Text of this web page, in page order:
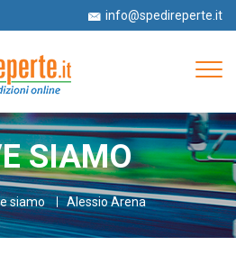
info@spedireperte.it
SIAMO
siamo Alessio Arena